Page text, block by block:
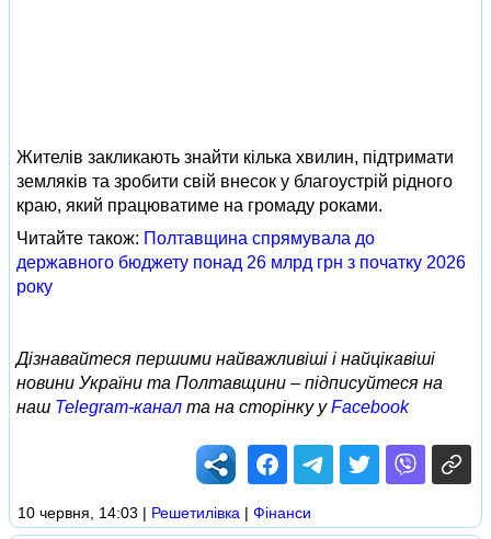
Жителів закликають знайти кілька хвилин, підтримати
земляків та зробити свій внесок у благоустрій рідного
краю, який працюватиме на громаду роками.
Читайте також: Полтавщина спрямувала до
державного бюджету понад 26 млрд грн з початку 2026
року
Дізнавайтеся першими найважливіші і найцікавіші
новини України та Полтавщини – підписуйтеся на
наш Telegram-канал та на сторінку уFacebook
10 червня, 14:03 | Решетилівка | Фінанси